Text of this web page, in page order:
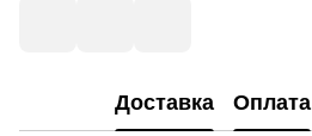
Доставка Оплата